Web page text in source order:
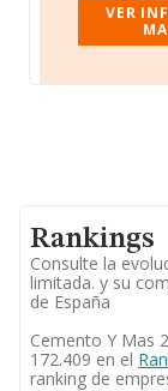
VER
Rankings
Consulte la
limitada. y su
de España
Cemento Y Mas
172.409 en el
ranking de